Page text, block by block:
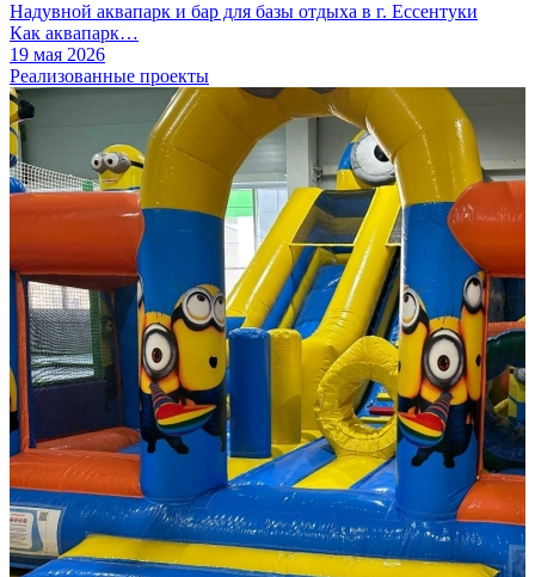
Надувной аквапарк и бар для базы отдыха в г. Ессентуки
Как аквапарк…
19 мая 2026
Реализованные проекты